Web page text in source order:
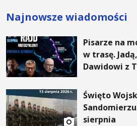
Najnowsze wiadomości
Pisarze na
w trasę.
Dawidowi z
Święto
sierpnia